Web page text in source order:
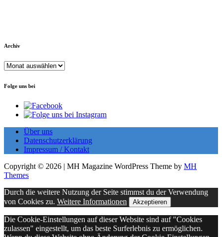
Archiv
Archiv
Folge uns bei
Über uns
Datenschutzerklärung
Impressum / Kontakt
Copyright © 2026 | MH Magazine WordPress Theme by MH
Themes
Durch die weitere Nutzung der Seite stimmst du der Verwendung
von Cookies zu. Weitere Informationen Akzeptieren
Die Cookie-Einstellungen auf dieser Website sind auf "Cookies
zulassen" eingestellt, um das beste Surferlebnis zu ermöglichen.